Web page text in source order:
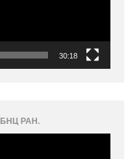
30:18
РАН.